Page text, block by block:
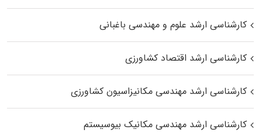
کارشناسی ارشد علوم و مهندسی باغبانی
کارشناسی ارشد اقتصاد کشاورزی
کارشناسی ارشد مهندسی مکانیزاسیون کشاورزی
کارشناسی ارشد مهندسی مکانیک بیوسیستم